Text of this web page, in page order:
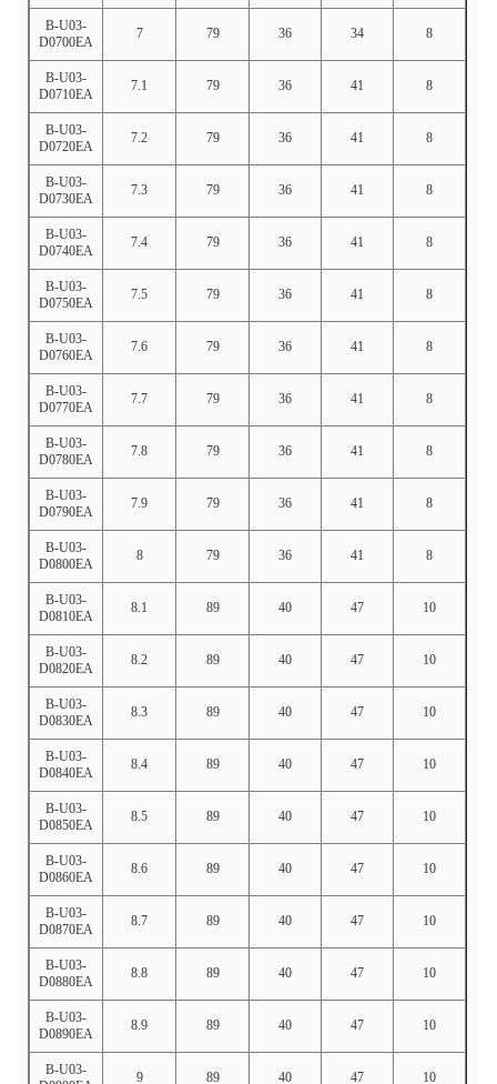
B-U03-
D0700EA
7 79 36 34 8
B-U03-
D0710EA
7.1 79 36 41 8
B-U03-
D0720EA
7.2 79 36 41 8
B-U03-
D0730EA
7.3 79 36 41 8
B-U03-
D0740EA
7.4 79 36 41 8
B-U03-
D0750EA
7.5 79 36 41 8
B-U03-
D0760EA
7.6 79 36 41 8
B-U03-
D0770EA
7.7 79 36 41 8
B-U03-
D0780EA
7.8 79 36 41 8
B-U03-
D0790EA
7.9 79 36 41 8
B-U03-
D0800EA
8 79 36 41 8
B-U03-
D0810EA
8.1 89 40 47 10
B-U03-
D0820EA
8.2 89 40 47 10
B-U03-
D0830EA
8.3 89 40 47 10
B-U03-
D0840EA
8.4 89 40 47 10
B-U03-
D0850EA
8.5 89 40 47 10
B-U03-
D0860EA
8.6 89 40 47 10
B-U03-
D0870EA
8.7 89 40 47 10
B-U03-
D0880EA
8.8 89 40 47 10
B-U03-
D0890EA
8.9 89 40 47 10
B-U03-
9 89 40 47 10